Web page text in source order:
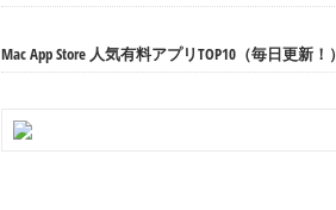
Mac App Store 人気有料アプリTOP10（毎日更新！）